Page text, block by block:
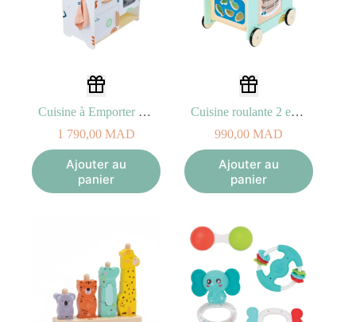
Cuisine à Emporter – Cuisiner et Servir Eurekakids
1 790,00 MAD
Ajouter au
panier
Cuisine roulante 2 en 1 Eurekakids 2A+
990,00 MAD
Ajouter au
panier